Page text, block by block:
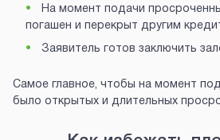
На момент подачи
погашен и перекрыт другим
Заявитель готов заключить
Самое главное, чтобы на момент
было открытых и длительных